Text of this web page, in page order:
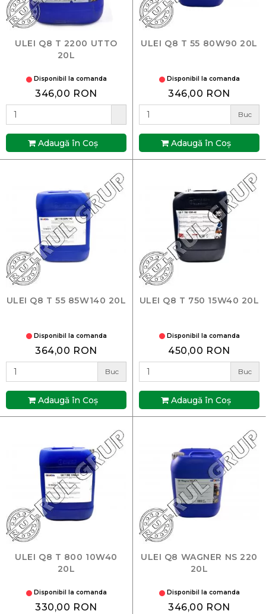
ULEI Q8 T 2200 UTTO
20L
Disponibil la comanda
346,00 RON
Adaugă în Coş
ULEI Q8 T 55 80W90 20L
Disponibil la comanda
346,00 RON
Buc
Adaugă în Coş
ULEI Q8 T 55 85W140 20L
Disponibil la comanda
364,00 RON
Buc
Adaugă în Coş
ULEI Q8 T 750 15W40 20L
Disponibil la comanda
450,00 RON
Buc
Adaugă în Coş
ULEI Q8 T 800 10W40
20L
Disponibil la comanda
330,00 RON
ULEI Q8 WAGNER NS 220
20L
Disponibil la comanda
346,00 RON